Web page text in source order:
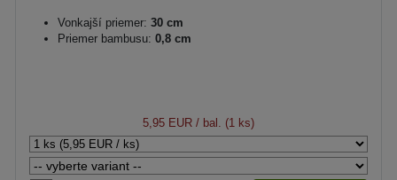
Vonkajší priemer: 30 cm
Priemer bambusu: 0,8 cm
5,95 EUR / bal. (1 ks)